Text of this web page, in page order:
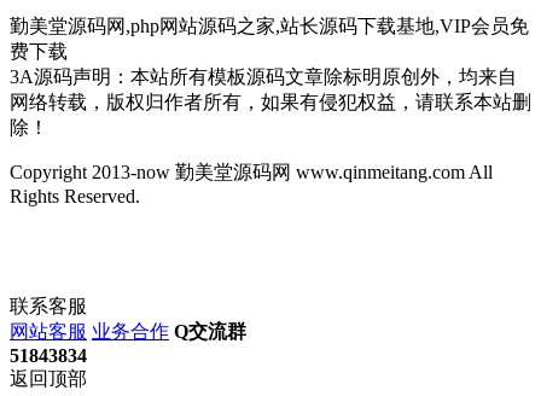
勤美堂源码网,php网站源码之家,站长源码下载基地,VIP会员免
费下载
3A源码声明：本站所有模板源码文章除标明原创外，均来自
网络转载，版权归作者所有，如果有侵犯权益，请联系本站删
除！
Copyright 2013-now 勤美堂源码网 www.qinmeitang.com All
Rights Reserved.
联系客服
网站客服 业务合作 Q交流群
51843834
返回顶部